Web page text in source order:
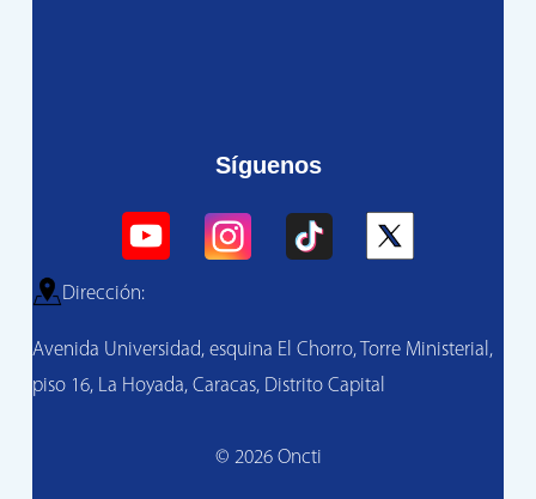
Síguenos
Dirección:
Avenida Universidad, esquina El Chorro, Torre Ministerial,
piso 16, La Hoyada, Caracas, Distrito Capital
© 2026 Oncti